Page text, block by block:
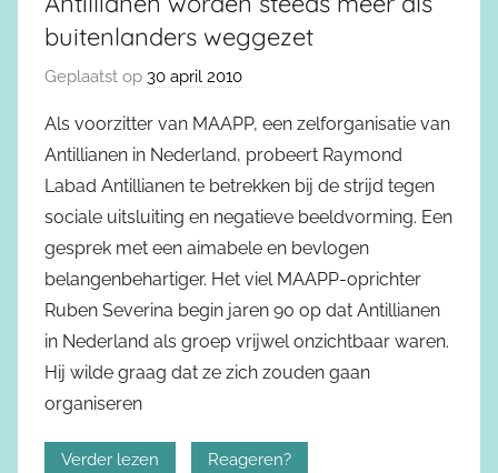
buitenlanders weggezet
Geplaatst op 30 april 2010
Als voorzitter van MAAPP, een zelforganisatie van
Antillianen in Nederland, probeert Raymond
Labad Antillianen te betrekken bij de strijd tegen
sociale uitsluiting en negatieve beeldvorming. Een
gesprek met een aimabele en bevlogen
belangenbehartiger. Het viel MAAPP-oprichter
Ruben Severina begin jaren 90 op dat Antillianen
in Nederland als groep vrijwel onzichtbaar waren.
Hij wilde graag dat ze zich zouden gaan
organiseren
Verder lezen Reageren?